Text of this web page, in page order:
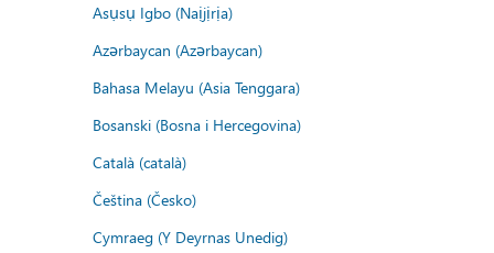
Asụsụ Igbo (Naịjịrịa)
Azərbaycan (Azərbaycan)
Bahasa Melayu (Asia Tenggara)
Bosanski (Bosna i Hercegovina)
Català (català)
Čeština (Česko)
Cymraeg (Y Deyrnas Unedig)